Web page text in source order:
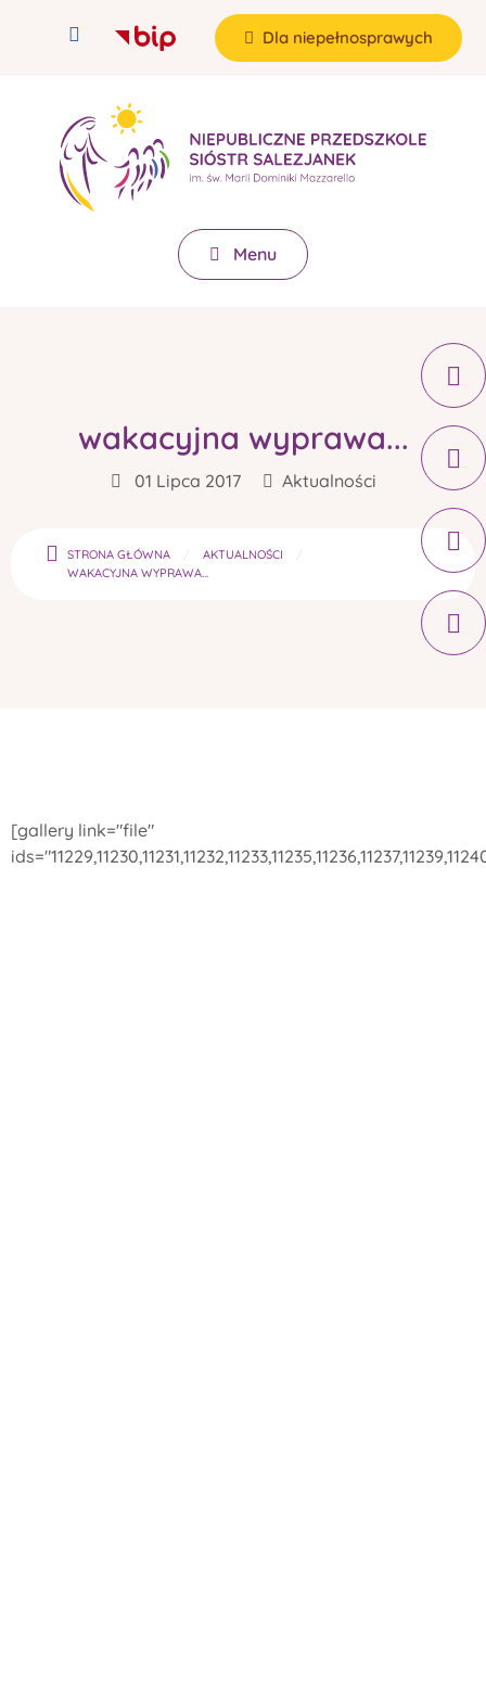
Dla niepełnosprawych
Menu
wakacyjna wyprawa...
01 Lipca 2017 Aktualności
STRONA GŁÓWNA
AKTUALNOŚCI
WAKACYJNA WYPRAWA...
[gallery link="file"